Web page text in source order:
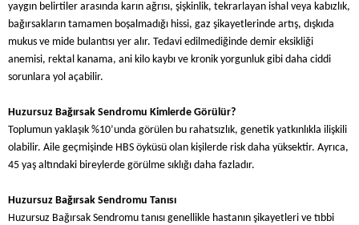
yaygın belirtiler arasında karın ağrısı, şişkinlik, tekrarlayan ishal veya kabızlık,
bağırsakların tamamen boşalmadığı hissi, gaz şikayetlerinde artış, dışkıda
mukus ve mide bulantısı yer alır. Tedavi edilmediğinde demir eksikliği
anemisi, rektal kanama, ani kilo kaybı ve kronik yorgunluk gibi daha ciddi
sorunlara yol açabilir.
Huzursuz Bağırsak Sendromu Kimlerde Görülür?
Toplumun yaklaşık %10’unda görülen bu rahatsızlık, genetik yatkınlıkla ilişkili
olabilir. Aile geçmişinde HBS öyküsü olan kişilerde risk daha yüksektir. Ayrıca,
45 yaş altındaki bireylerde görülme sıklığı daha fazladır.
Huzursuz Bağırsak Sendromu Tanısı
Huzursuz Bağırsak Sendromu tanısı genellikle hastanın şikayetleri ve tıbbi